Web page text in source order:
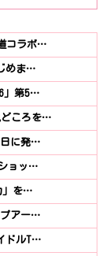
コラボ…
めま…
」第5…
どころを…
日に発…
ョッ…
」を…
プアー…
ドルT…